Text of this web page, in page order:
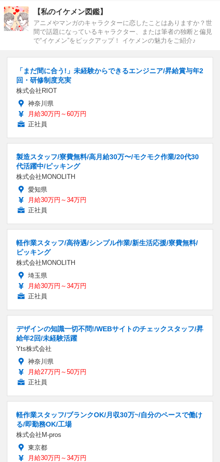
【私のイケメン図鑑】
アニメやマンガのキャラクターに恋したことはありますか？世
間で話題になっているキャラクター、または筆者の独断と偏見
で“イケメン”をピックアップ！ イケメンの魅力をご紹介♪
「まだ間に合う!」未経験からできるエンジニア/昇給賞与年2
回・研修制度充実
株式会社RIOT
神奈川県
月給30万円～60万円
正社員
製造スタッフ/寮費無料/高月給30万〜/モクモク作業/20代30
代活躍中/ピッキング
株式会社MONOLITH
愛知県
月給30万円～34万円
正社員
軽作業スタッフ/高待遇/シンプル作業/新生活応援/寮費無料/
ピッキング
株式会社MONOLITH
埼玉県
月給30万円～34万円
正社員
デザインの知識一切不問!/WEBサイトのチェックスタッフ/昇
給年2回/未経験活躍
Yts株式会社
神奈川県
月給27万円～50万円
正社員
軽作業スタッフ/ブランクOK/月収30万~/自分のペースで働け
る/即勤務OK/工場
株式会社M-pros
東京都
月給30万円～34万円